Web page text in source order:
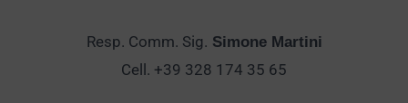
Resp. Comm. Sig. Simone Martini
Cell. +39 328 174 35 65